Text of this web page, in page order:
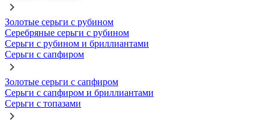
Золотые серьги с рубином
Серебряные серьги с рубином
Серьги с рубином и бриллиантами
Серьги с сапфиром
Золотые серьги с сапфиром
Серьги с сапфиром и бриллиантами
Серьги с топазами